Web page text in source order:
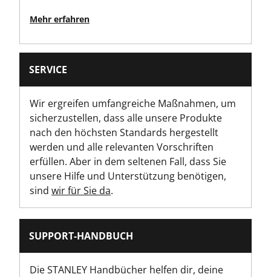
Mehr erfahren
SERVICE
Wir ergreifen umfangreiche Maßnahmen, um
sicherzustellen, dass alle unsere Produkte
nach den höchsten Standards hergestellt
werden und alle relevanten Vorschriften
erfüllen. Aber in dem seltenen Fall, dass Sie
unsere Hilfe und Unterstützung benötigen,
sind wir für Sie da.
SUPPORT-HANDBUCH
Die STANLEY Handbücher helfen dir, deine